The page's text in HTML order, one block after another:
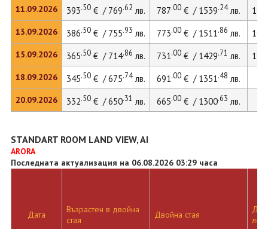
11.09.2026
13.09.2026
15.09.2026
18.09.2026
20.09.2026
393.50€ / 769.62 лв. 787.00€ / 1539.24лв.
386.50€ / 755.93 лв. 773.00€ / 1511.86 лв.
365.50€ / 714.86 лв. 731.00€ / 1429.71 лв.
345.50€ / 675.74лв. 691.00€ / 1351.48 лв.
332.50€ / 650.31 лв. 665.00€ / 1300.63 лв.
STANDART ROOM LAND VIEW, AI
ARORA
Последната актуализация на 06.08.2026 03:29 часа
Дата
Възрастен в двойна
стая
Двойна стая